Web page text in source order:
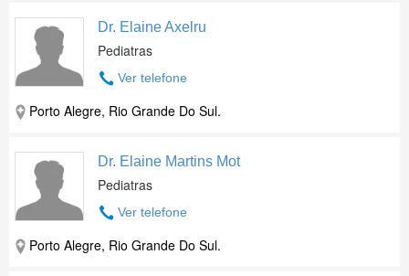
Dr. Elaine Axelru
Pediatras
Ver telefone
Porto Alegre, Rio Grande Do Sul.
Dr. Elaine Martins Mot
Pediatras
Ver telefone
Porto Alegre, Rio Grande Do Sul.